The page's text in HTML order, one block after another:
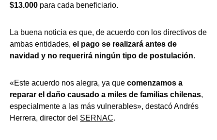
$13.000 para cada beneficiario.
La buena noticia es que, de acuerdo con los directivos de
ambas entidades, el pago se realizará antes de
navidad y no requerirá ningún tipo de postulación.
«Este acuerdo nos alegra, ya que comenzamos a
reparar el daño causado a miles de familias chilenas,
especialmente a las más vulnerables», destacó Andrés
Herrera, director del SERNAC.